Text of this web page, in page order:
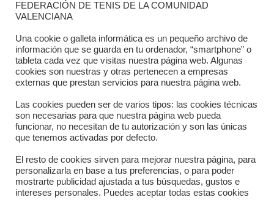
Dónde estamos
Directorio departamentos
Horario
Formulario de contacto
FEDERACIÓN DE TENIS DE LA COMUNIDAD
VALENCIANA
Una cookie o galleta informática es un pequeño archivo de
información que se guarda en tu ordenador, “smartphone” o
tableta cada vez que visitas nuestra página web. Algunas
cookies son nuestras y otras pertenecen a empresas
externas que prestan servicios para nuestra página web.
Las cookies pueden ser de varios tipos: las cookies técnicas
son necesarias para que nuestra página web pueda
funcionar, no necesitan de tu autorización y son las únicas
que tenemos activadas por defecto.
El resto de cookies sirven para mejorar nuestra página, para
personalizarla en base a tus preferencias, o para poder
mostrarte publicidad ajustada a tus búsquedas, gustos e
intereses personales. Puedes aceptar todas estas cookies